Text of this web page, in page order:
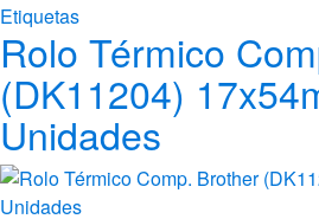
Etiquetas
Rolo Térmico
(DK11204)
Unidades